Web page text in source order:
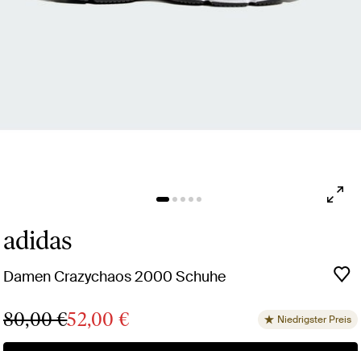
adidas
Damen Crazychaos 2000 Schuhe
80,00 €52,00 € Niedrigster Preis